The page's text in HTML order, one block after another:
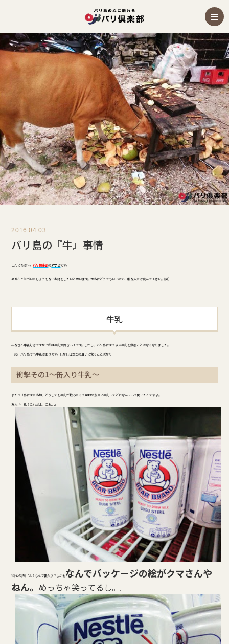
2016.04.03
バリ島の『牛』事情
こんにちは～。バリ倶楽部のアサミです。
最近ふと気づいたしょうもないお話をしたいと思います。本当にどうでもいいので、暇な人だけ読んで下さい。(笑)
牛乳
みなさん牛乳好きですか？私は牛乳大好きっ子です。しかし、バリ島に来て以来牛乳を飲むことはなくなりました。
一応、バリ島でも牛乳はあります。しかし日本との違いに驚くことばかり…
衝撃その1～缶入り牛乳～
まだバリ島に来た当初、どうしても牛乳が飲みたくて現地の友達に牛乳ってどれなん？って聞いたんですよ。
友人『牛乳？これだよ。これ。』
私(心の声)「え？なんで缶入り？しかもなんでパッケージの絵がクマさんや
ねん。 めっちゃ笑ってるし。 」